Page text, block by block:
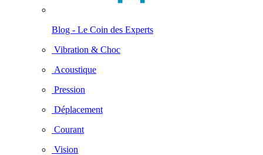
Blog - Le Coin des Experts
Vibration & Choc
Acoustique
Pression
Déplacement
Courant
Vision